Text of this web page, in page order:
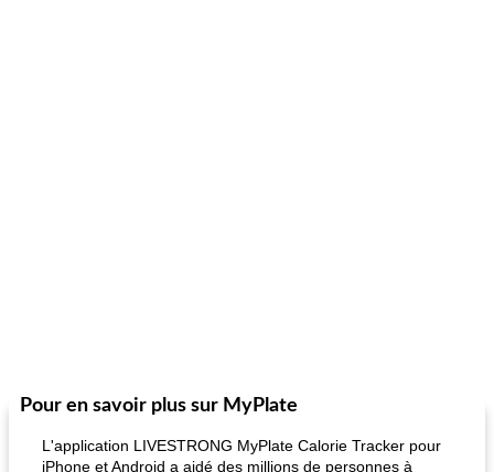
Pour en savoir plus sur MyPlate
L'application LIVESTRONG MyPlate Calorie Tracker pour
iPhone et Android a aidé des millions de personnes à